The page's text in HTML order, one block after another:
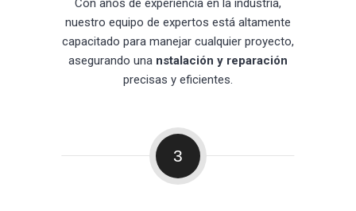
Con años de experiencia en la industria,
nuestro equipo de expertos está altamente
capacitado para manejar cualquier proyecto,
asegurando una nstalación y reparación
precisas y eficientes.
3